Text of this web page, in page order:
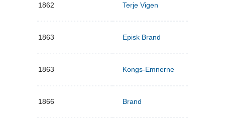
1862 Terje Vigen
1863 Episk Brand
1863 Kongs-Emnerne
1866 Brand